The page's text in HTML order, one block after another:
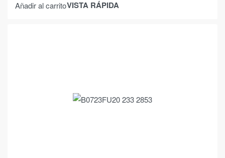
Añadir al carritoVISTA RÁPIDA